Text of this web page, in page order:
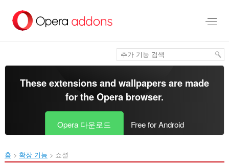
건
These extensions and wallpapers are made
for theOpera browser.
Opera 다운로드 Free for Android
홈 확장 기능 쇼셜